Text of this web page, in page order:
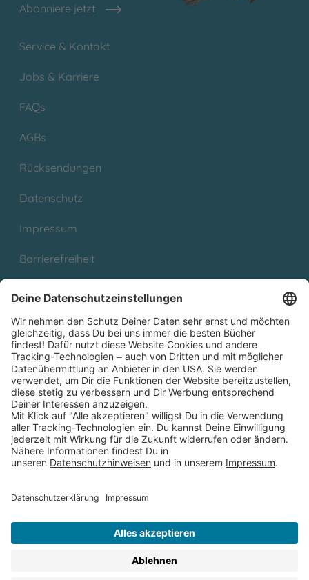
Abonniere jetzt
Service & Kontakt
Jobs & Karriere
FAQs
AGBs
Rücksendungen
Datenschutz
Impressum
Barrierefreiheit
Partnerprogramm (Affiliate)
Folge uns auf
* Versandkostenfrei ab 9,00 € Bestellwert innerhalb
Deutschlands
** Lieferzeit 1-3 Werktage innerhalb Deutschlands
Thienemann-Esslinger Verlag GmbH, Blumenstraße 36, D-70182